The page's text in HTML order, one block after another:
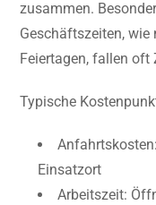
zusammen.
Geschäftszeiten, wie
Feiertagen, fallen oft
Typische
Einsatzort
Arbeitszeit: